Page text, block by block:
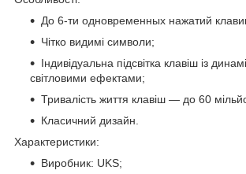
До 6-ти одновременных нажатий
Чітко видимі символи;
Індивідуальна підсвітка клавіш із
світловими ефектами;
Тривалість життя клавіш — до 60
Класичний дизайн.
Характеристики:
Виробник: UKS;